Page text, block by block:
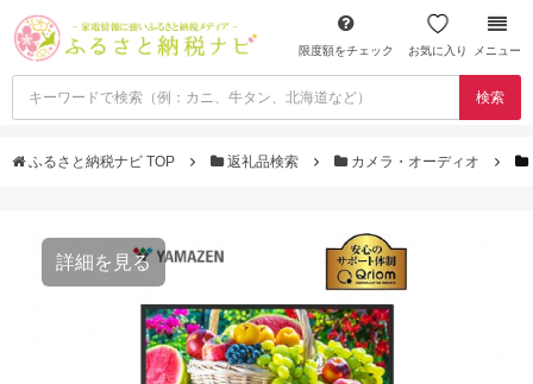
限度額をチェック お気に入り メニュー
検索
ふるさと納税ナビ TOP 返礼品検索 カメラ・オーディオ
詳細を見る